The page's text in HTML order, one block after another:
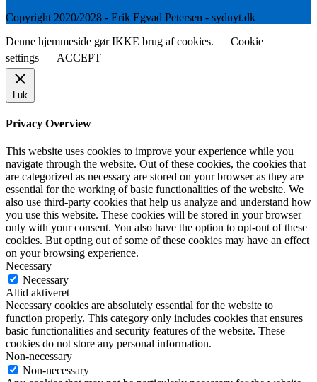
Copyright 2020/2028 - Erik Egvad Petersen - sydnyt.dk
Denne hjemmeside gør IKKE brug af cookies.
Cookie
settings
ACCEPT
Luk
Privacy Overview
This website uses cookies to improve your experience while you
navigate through the website. Out of these cookies, the cookies that
are categorized as necessary are stored on your browser as they are
essential for the working of basic functionalities of the website. We
also use third-party cookies that help us analyze and understand how
you use this website. These cookies will be stored in your browser
only with your consent. You also have the option to opt-out of these
cookies. But opting out of some of these cookies may have an effect
on your browsing experience.
Necessary
Necessary
Altid aktiveret
Necessary cookies are absolutely essential for the website to
function properly. This category only includes cookies that ensures
basic functionalities and security features of the website. These
cookies do not store any personal information.
Non-necessary
Non-necessary